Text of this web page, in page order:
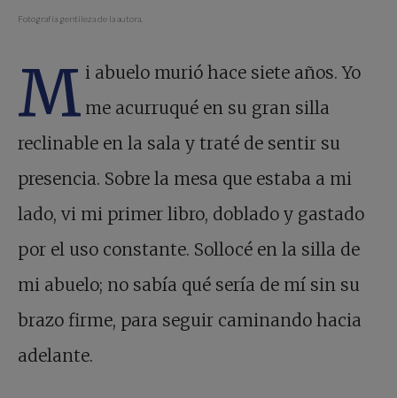
Fotografía gentileza de la autora.
M i abuelo murió hace siete años. Yo
me acurruqué en su gran silla
reclinable en la sala y traté de sentir su
presencia. Sobre la mesa que estaba a mi
lado, vi mi primer libro, doblado y gastado
por el uso constante. Sollocé en la silla de
mi abuelo; no sabía qué sería de mí sin su
brazo firme, para seguir caminando hacia
adelante.